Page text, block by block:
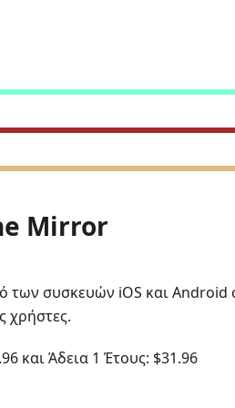
Mirror
των συσκευών iOS και Android
χρήστες.
και Άδεια 1 Έτους: $31.96